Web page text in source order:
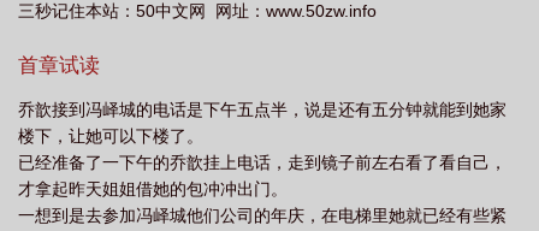
三秒记住本站：50中文网 网址：www.50zw.info
首章试读
乔歆接到冯峄城的电话是下午五点半，说是还有五分钟就能到她家
楼下，让她可以下楼了。
已经准备了一下午的乔歆挂上电话，走到镜子前左右看了看自己，
才拿起昨天姐姐借她的包冲冲出门。
一想到是去参加冯峄城他们公司的年庆，在电梯里她就已经有些紧